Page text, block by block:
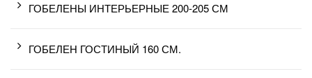
ГОБЕЛЕНЫ ИНТЕРЬЕРНЫЕ 200-205 СМ
ГОБЕЛЕН ГОСТИНЫЙ 160 СМ.